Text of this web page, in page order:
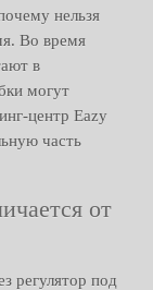
нельзя
Во время
в
могут
центр Eazy
часть
от
регулятор под